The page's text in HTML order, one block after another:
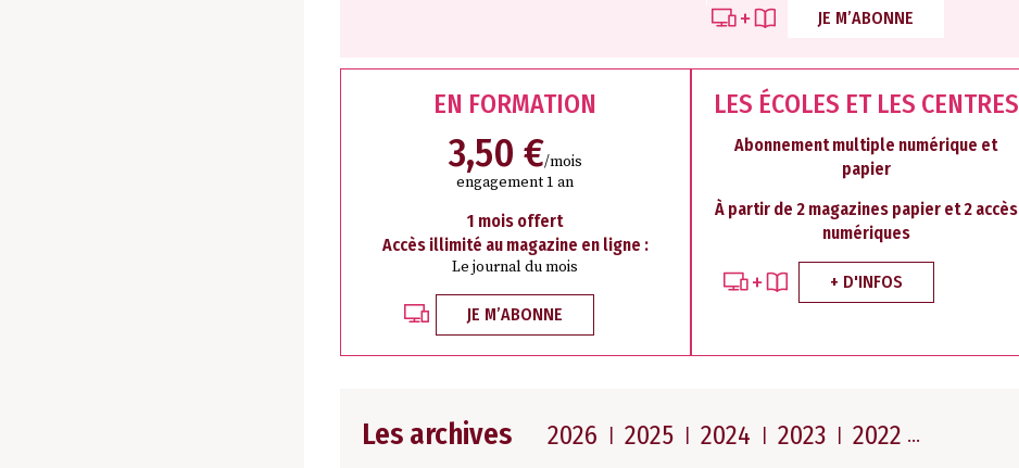
JE M’ABONNE
EN FORMATION
3,50 €/mois
engagement 1 an
1 mois offert
Accès illimité au magazine en ligne :
Le journal du mois
JE M’ABONNE
LES ÉCOLES ET LES CENTRES
Abonnement multiple numérique et
papier
À partir de 2 magazines papier et 2 accès
numériques
+ D'INFOS
Les archives 2026 2025 2024 2023 2022